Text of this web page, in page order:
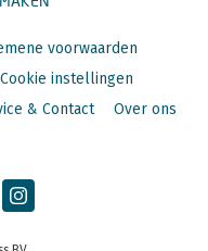
voorwaarden
Cookie instellingen
& Contact Over ons